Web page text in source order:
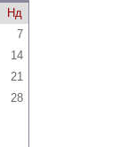
Нд
7
14
21
28